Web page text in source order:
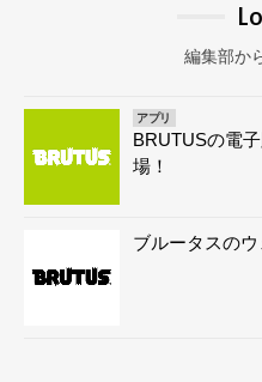
編集部か
アプリ
BRUTUSの電
場！
ブルータスのウ